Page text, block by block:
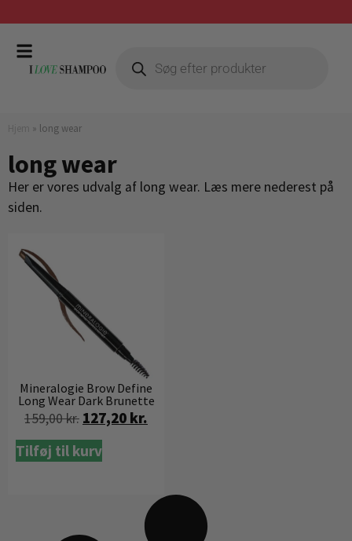
» long wear
long wear
Her er vores udvalg af long wear. Læs mere nederest på
siden.
Mineralogie Brow Define
Long Wear Dark Brunette
159,00kr. 127,20 kr.
Tilføj til kurv